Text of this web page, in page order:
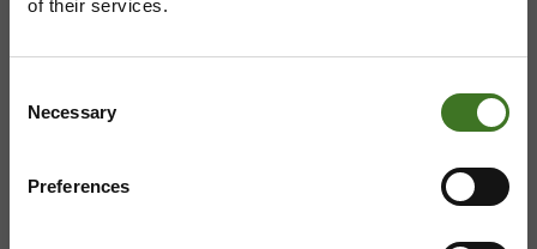
of their services.
Selection
Necessary
Preferences
Saavutettavuusseloste